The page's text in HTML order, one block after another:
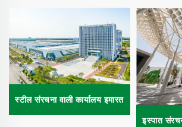
स्टील संरचना वाली कार्यालय इमारत
इस्पात